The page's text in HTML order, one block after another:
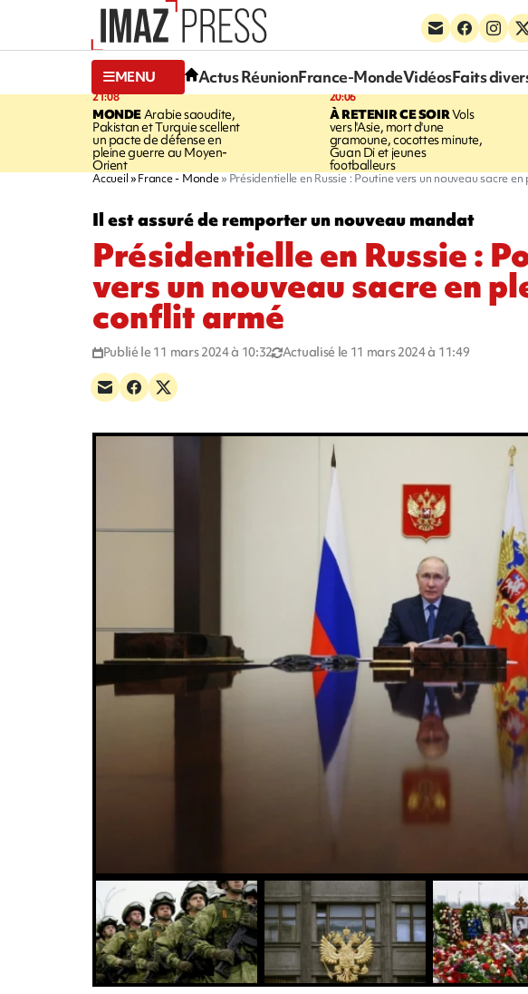
MENU Actus RéunionFrance-MondeVidéosFaits
21:08
MONDE Arabie saoudite,
Pakistan et Turquie scellent
un pacte de défense en
pleine guerre au Moyen-
Orient
20:06
À RETENIR CE SOIRVols
vers l'Asie, mort d'une
gramoune, cocottes minute,
Guan Di et jeunes
footballeurs
Accueil France - Monde Présidentielle en Russie : Poutine vers un nouveau sacre
Il est assuré de remporter un nouveau mandat
Présidentielle en Russie :
vers un nouveau sacre en
conflit armé
Publié le 11 mars 2024 à 10:32 Actualisé le 11 mars 2024 à 11:49